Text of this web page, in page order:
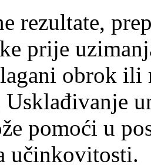
rezultate,
prije
obrok ili
Usklađivanje
pomoći u
učinkovitosti.